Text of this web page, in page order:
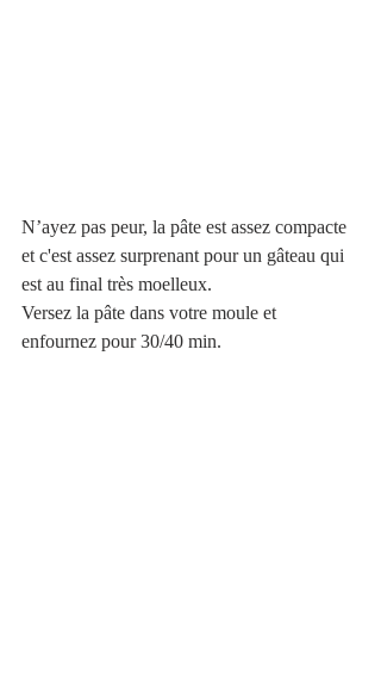
N’ayez pas peur, la pâte est assez compacte
et c'est assez surprenant pour un gâteau qui
est au final très moelleux.
Versez la pâte dans votre moule et
enfournez pour 30/40 min.